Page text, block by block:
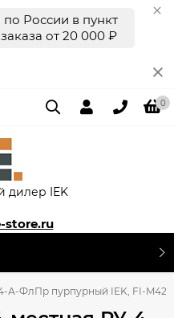
по России в пункт
от 20 000 ₽
0
дилер IEK
store.ru
А-ФлПр пурпурный IEK, FI-M42-